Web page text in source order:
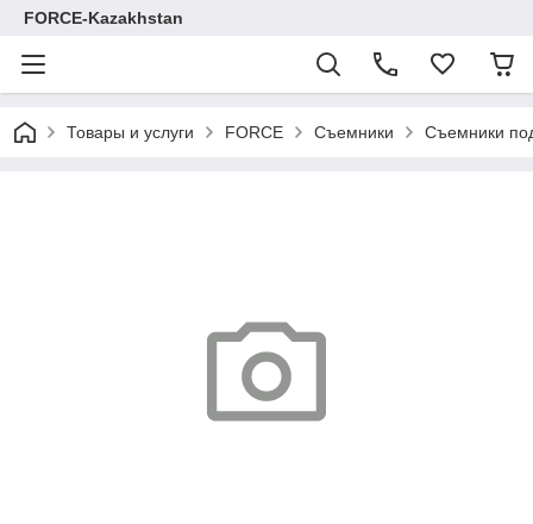
FORCE-Kazakhstan
Товары и услуги FORCE Съемники Съемники